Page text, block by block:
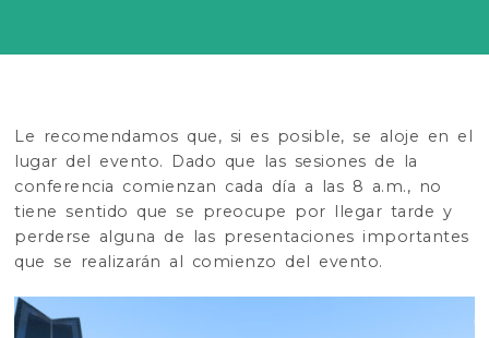
Le recomendamos que, si es posible, se aloje en el
lugar del evento. Dado que las sesiones de la
conferencia comienzan cada día a las 8 a.m., no
tiene sentido que se preocupe por llegar tarde y
perderse alguna de las presentaciones importantes
que se realizarán al comienzo del evento.